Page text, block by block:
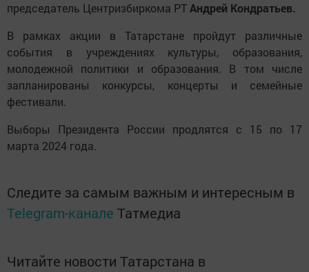
председатель Центризбиркома РТАндрей Кондратьев.
В рамках акции в Татарстане пройдут различные
события в учреждениях культуры, образования,
молодежной политики и образования. В том числе
запланированы конкурсы, концерты и семейные
фестивали.
Выборы Президента России продлятся с 15 по 17
марта 2024 года.
Следите за самым важным и интересным в
Telegram-канале Татмедиа
Читайте новости Татарстана в